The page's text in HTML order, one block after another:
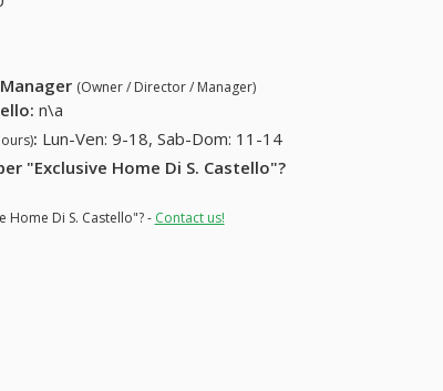
(Owner / Director / Manager)
: n\a
: Lun-Ven: 9-18, Sab-Dom: 11-14
"Exclusive Home Di S. Castello"?
Di S. Castello"? - Contact us!